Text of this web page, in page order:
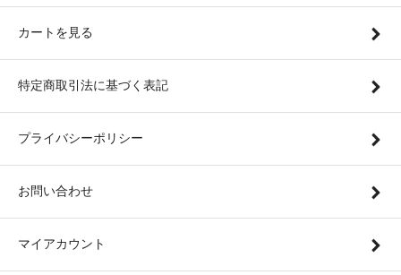
カートを見る
特定商取引法に基づく表記
プライバシーポリシー
お問い合わせ
マイアカウント